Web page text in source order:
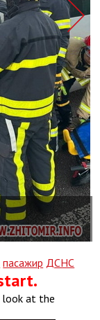
пасажир ДСНС
look at the